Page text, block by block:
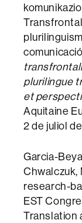
plurilingue
et
Aquitaine
2 de juliol
Garcia-
Chwalczuk,
research-
EST
Translation